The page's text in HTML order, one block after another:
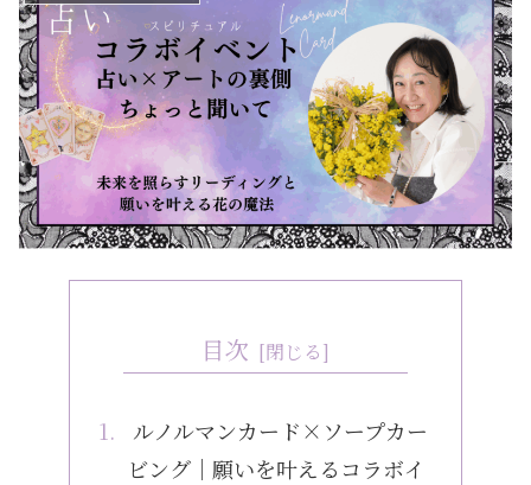
目次
ルノルマンカード×ソープカー
ビング｜願いを叶えるコラボイ